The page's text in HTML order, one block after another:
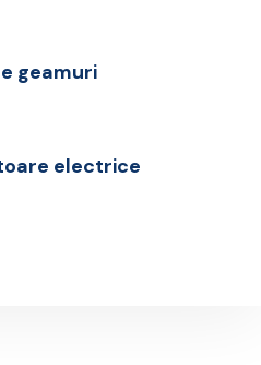
geamuri
electrice